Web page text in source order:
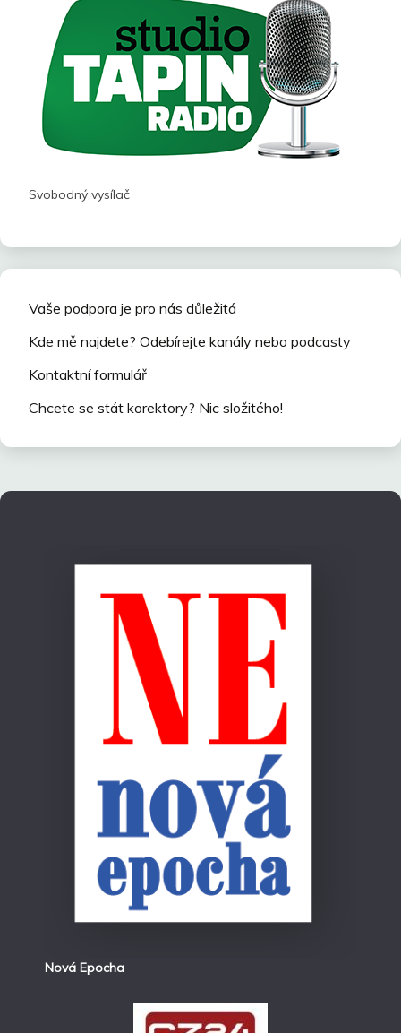
Svobodný vysílač
Vaše podpora je pro nás důležitá
Kde mě najdete? Odebírejte kanály nebo podcasty
Kontaktní formulář
Chcete se stát korektory? Nic složitého!
Nová Epocha